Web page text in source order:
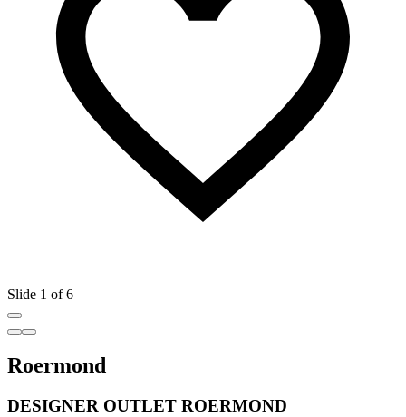
Slide 1 of 6
Roermond
DESIGNER OUTLET ROERMOND